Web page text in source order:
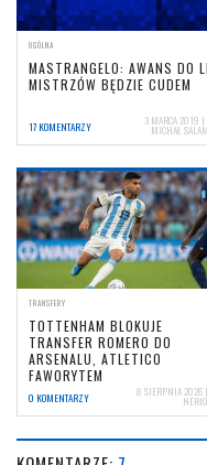
OGÓLNA
MASTRANGELO: AWANS DO
MISTRZÓW BĘDZIE CUDEM
17 KOMENTARZY 3 MARCA 2019
MICHAŁ
TRANSFERY
TOTTENHAM BLOKUJE
TRANSFER ROMERO DO
ARSENALU, ATLETICO
FAWORYTEM
0 KOMENTARZY 8 SIERPNIA 2026